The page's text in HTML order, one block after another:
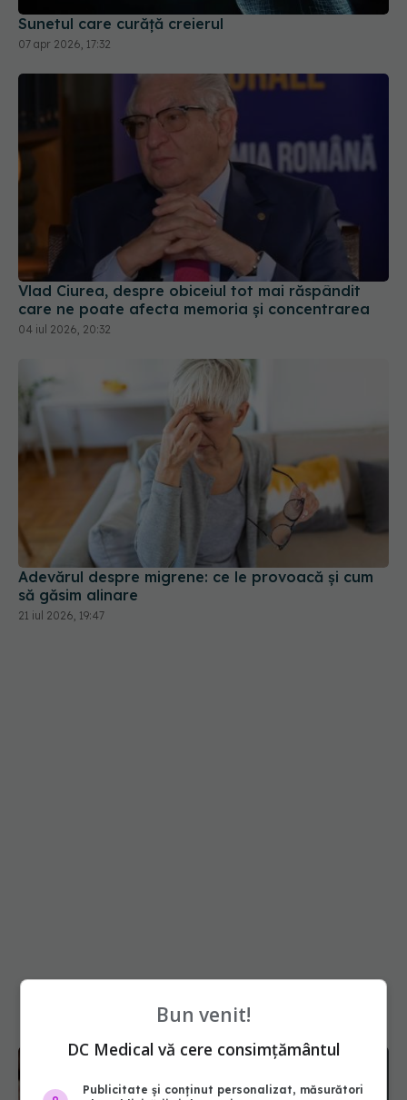
Sunetul care curăță creierul
07 apr 2026, 17:32
Vlad Ciurea, despre obiceiul tot mai răspândit
care ne poate afecta memoria și concentrarea
04 iul 2026, 20:32
Adevărul despre migrene: ce le provoacă și cum
să găsim alinare
21 iul 2026, 19:47
Bun venit!
DC Medical vă cere consimțământul
Publicitate și conținut personalizat, măsurători